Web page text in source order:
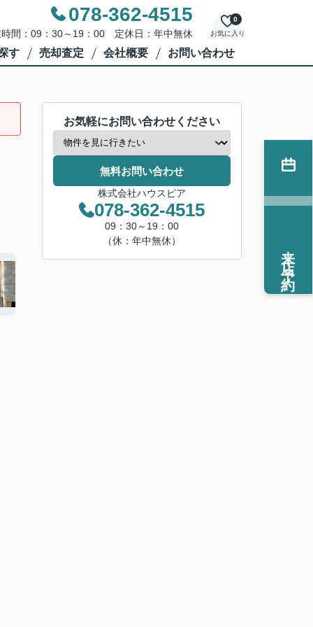
078-362-4515
間：09：30～19：00 定休日：年中無休 お気に入り
0
す 売却査定 会社概要 お問い合わせ
お気軽にお問い合わせください
無料お問い合わせ
株式会社ハウスピア
078-362-4515
09：30～19：00
（休：年中無休）
来店予約